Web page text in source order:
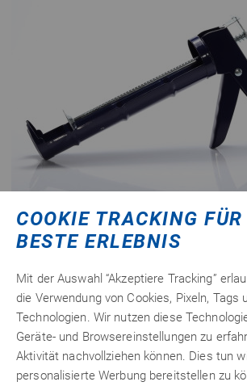
Zum Merkzettel hinzufügen
Manuelle Auspresspistole für 310 ml
Profi-Equipment, das beim
COOKIE TRACKING
BESTE ERLEBNIS
Mit der Auswahl “Akzeptiere Tracking”
die Verwendung von Cookies, Pixeln, Tags
Technologien. Wir nutzen diese
Geräte- und Browsereinstellungen zu
Aktivität nachvollziehen können. Dies tun
personalisierte Werbung bereitstellen zu